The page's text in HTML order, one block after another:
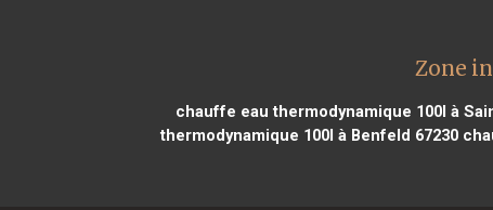
Zone
chauffe eau thermodynamique 100l à
thermodynamique 100l à Benfeld 67230